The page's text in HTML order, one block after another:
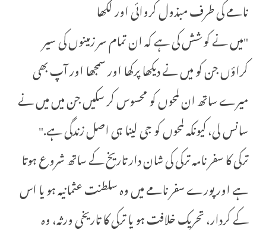
نامے کی طرف مبذول کروائی اور لکھا
"میں نے کوشش کی ہے کہ ان تمام سر زمینوں کی سیر
کراؤں جن کو میں نے دیکھا پرکھا اور سمجھا اور آپ بھی
میرے ساتھ ان لمحوں کو محسوس کر سکیں جن میں میں نے
سانس لی، کیونکہ لمحوں کو جی لینا ہی اصل زندگی ہے."
ترکی کا سفر نامہ ترکی کی شان دار تاریخ کے ساتھ شروع ہوتا
ہے اور پورے سفر نامے میں وہ سلطنت عثمانیہ ہو یا اس
کے کردار، تحریک خلافت ہو یا ترکی کا تاریخی ورثہ، وہ